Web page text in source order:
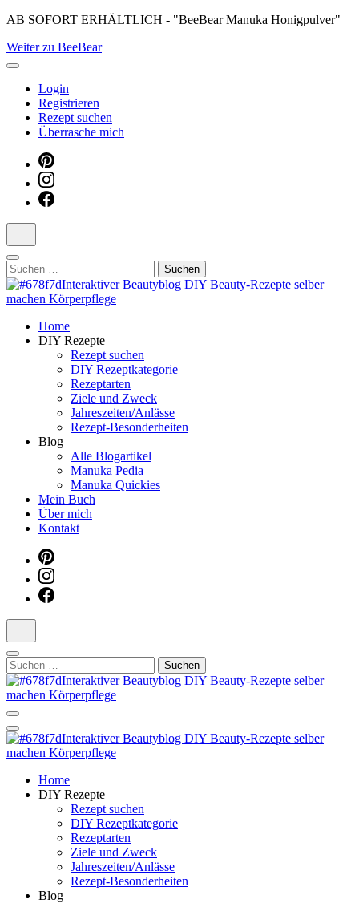
Skip
content
(Press
AB SOFORT ERHÄLTLICH - "BeeBear Manuka Honigpulver"
Weiter zu BeeBear
Login
Registrieren
Rezept suchen
Überrasche mich
Suchen
nach:
Manuka Magic – Natürlich schön:
Dein interaktiver DIY Beautyblog
Dein persönlicher interaktiver DIY Beautyblog
Home
DIY Rezepte
Rezept suchen
DIY Rezeptkategorie
Rezeptarten
Ziele und Zweck
Jahreszeiten/Anlässe
Rezept-Besonderheiten
Blog
Alle Blogartikel
Manuka Pedia
Manuka Quickies
Mein Buch
Über mich
Kontakt
Suchen
nach:
Manuka Magic – Natürlich schön:
Dein interaktiver DIY Beautyblog
Manuka Magic – Natürlich schön:
Dein interaktiver DIY Beautyblog
Dein persönlicher interaktiver DIY Beautyblog
Home
DIY Rezepte
Rezept suchen
DIY Rezeptkategorie
Rezeptarten
Ziele und Zweck
Jahreszeiten/Anlässe
Rezept-Besonderheiten
Blog